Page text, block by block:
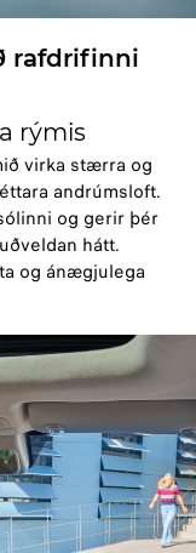
rafdrifinni
rýmis
virka stærra og
andrúmsloft.
og gerir þér
hátt.
og ánægjulega